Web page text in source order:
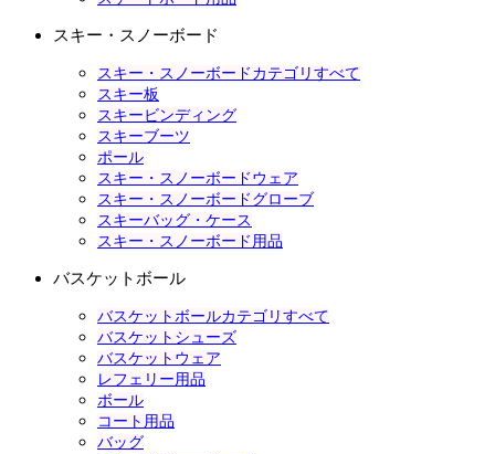
スキー・スノーボード
スキー・スノーボードカテゴリすべて
スキー板
スキービンディング
スキーブーツ
ポール
スキー・スノーボードウェア
スキー・スノーボードグローブ
スキーバッグ・ケース
スキー・スノーボード用品
バスケットボール
バスケットボールカテゴリすべて
バスケットシューズ
バスケットウェア
レフェリー用品
ボール
コート用品
バッグ